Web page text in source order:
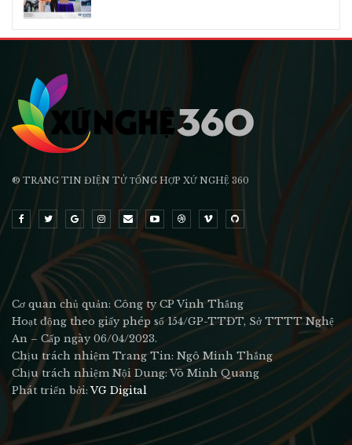
® TRANG TIN ĐIỆN TỬ ТỔNG HỢP XỨ NGHỆ 360
Cơ quan chủ quản: Công ty CP Vinh Thắng
Hoạt động theo giấy phép số 154/GP-TTĐT, Sở TTTT Nghệ
An – Cấp ngày 06/04/2023.
Chịu trách nhiệm Trang Tin: Ngô Minh Thắng
Chịu trách nhiệm Nội Dung: Võ Minh Quang
Phát triển bởi:VG Digital